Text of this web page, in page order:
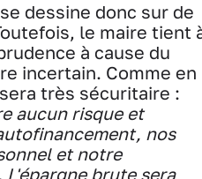
dessine donc sur de
le maire tient
à cause du
incertain. Comme en
très sécuritaire :
aucun risque et
nos
et notre
brute sera